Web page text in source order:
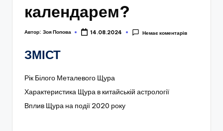
календарем?
Автор: Зоя Попова 14.08.2024 Немає коментарів
ЗМІСТ
Рік Білого Металевого Щура
Характеристика Щура в китайській астрології
Вплив Щура на події 2020 року